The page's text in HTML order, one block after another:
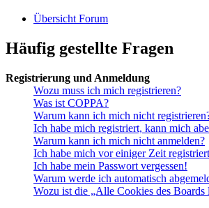
Übersicht Forum
Häufig gestellte Fragen
Registrierung und Anmeldung
Wozu muss ich mich registrieren?
Was ist COPPA?
Warum kann ich mich nicht
Ich habe mich registriert, kann mich
Warum kann ich mich nicht anmelden?
Ich habe mich vor einiger Zeit
Ich habe mein Passwort vergessen!
Warum werde ich automatisch
Wozu ist die „Alle Cookies des Boards